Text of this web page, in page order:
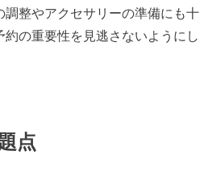
整やアクセサリーの準備にも十
の重要性を見逃さないようにし
点